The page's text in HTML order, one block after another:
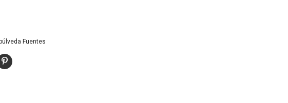
Fuentes